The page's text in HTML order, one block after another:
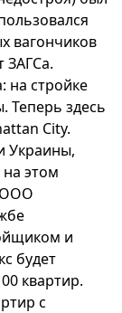
вагончиков
ЗАГСа.
на стройке
Теперь здесь
City.
Украины,
этом
ООО
и
будет
квартир.
с